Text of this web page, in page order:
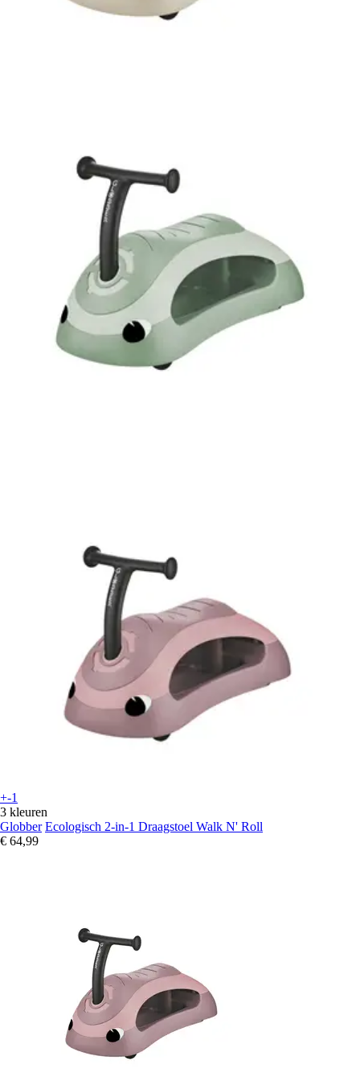
+-1
3 kleuren
Globber Ecologisch 2-in-1 Draagstoel Walk N' Roll
€ 64,99